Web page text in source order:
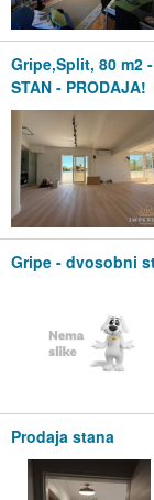
Gripe,Split, 80 m2 -
STAN - PRODAJA!
Gripe - dvosobni
Prodaja stana